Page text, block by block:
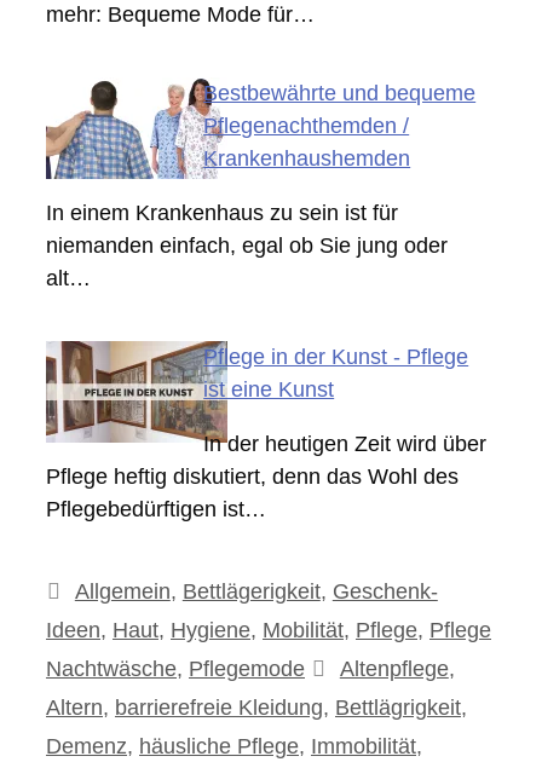
mehr: Bequeme Mode für…
Bestbewährte und bequeme
Pflegenachthemden /
Krankenhaushemden
In einem Krankenhaus zu sein ist für
niemanden einfach, egal ob Sie jung oder
alt…
Pflege in der Kunst - Pflege
ist eine Kunst
In der heutigen Zeit wird über
Pflege heftig diskutiert, denn das Wohl des
Pflegebedürftigen ist…
Kategorien
Allgemein, Bettlägerigkeit, Geschenk-
Ideen, Haut, Hygiene, Mobilität, Pflege, Pflege
Nachtwäsche, Pflegemode Schlagwörter
Altenpflege,
Altern, barrierefreie Kleidung, Bettlägrigkeit,
Demenz, häusliche Pflege, Immobilität,